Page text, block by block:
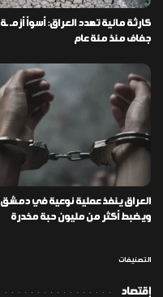
كارثة مائية تهدد العراق: أسوأ أزمـ ـة
جفاف منذ مئة عام
العراق ينفذ عملية نوعية في دمشق
ويضبط أكثر من مليون حبة مخدرة
التصنيفات
إقتصاد